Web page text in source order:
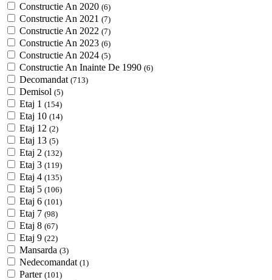
Constructie An 2020 (6)
Constructie An 2021 (7)
Constructie An 2022 (7)
Constructie An 2023 (6)
Constructie An 2024 (5)
Constructie An Inainte De 1990 (6)
Decomandat (713)
Demisol (5)
Etaj 1 (154)
Etaj 10 (14)
Etaj 12 (2)
Etaj 13 (5)
Etaj 2 (132)
Etaj 3 (119)
Etaj 4 (135)
Etaj 5 (106)
Etaj 6 (101)
Etaj 7 (98)
Etaj 8 (67)
Etaj 9 (22)
Mansarda (3)
Nedecomandat (1)
Parter (101)